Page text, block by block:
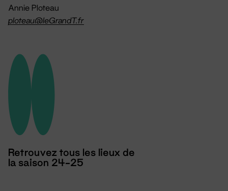
Annie Ploteau
ploteau@leGrandT.fr
Retrouvez tous les lieux de
la saison 24-25